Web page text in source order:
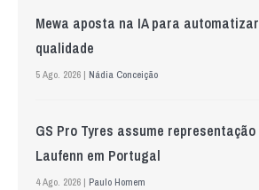
Mewa aposta na IA para
qualidade
5 Ago. 2026 | Nádia Conceição
GS Pro Tyres assume
Laufenn em Portugal
4 Ago. 2026 | Paulo Homem